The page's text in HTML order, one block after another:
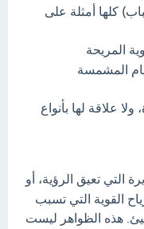
كلها أمثلة على
المريحة
المشمسة
علاقة لها بأنواع
التي تعيق الرؤية، أو
القوية التي تسبب
هذه الظواهر ليست